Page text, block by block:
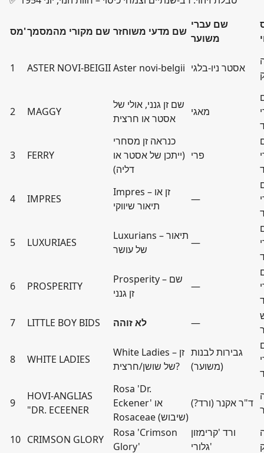
מס'שם מקורי מהמסמך שם מדעי משוחזר
שם עברי
משוער
1 ASTER NOVI-BEIGIIAster novi-belgii אסטר ניו-בלגי
2 MAGGY
שם זן גנני, אולי של
אסטר או חרצית
מאגי
3 FERRY
כנראה זן מסחרי
(ייתכן של אסטר או
דליה)
פרי
4 IMPRES
Impres – זן או
תיאור שיווקי
—
5 LUXURIAES
Luxurians – תיאור
של עושר
—
6 PROSPERITY
Prosperity – שם
זן גנני
—
7
LITTLE BOY BIDS לא זוהה —
8 WHITE LADIES
White Ladies – זן
של שושן/חרצית?
גבירות לבנות
(משוער)
9
HOVI-ANGLIAS
"DR. ECEENER
Rosa 'Dr.
Eckener' או
Rosaceae (שיבוש)
ד"ר אקנר (ורד?)
10 CRIMSON GLORY
Rosa 'Crimson
Glory'
ורד 'קרימזון
גלורי'